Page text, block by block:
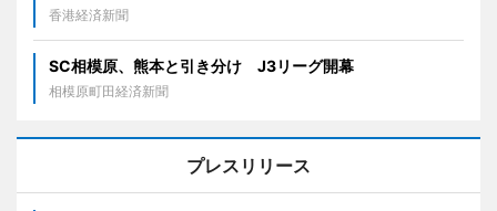
香港経済新聞
SC相模原、熊本と引き分け J3リーグ開幕
相模原町田経済新聞
プレスリリース